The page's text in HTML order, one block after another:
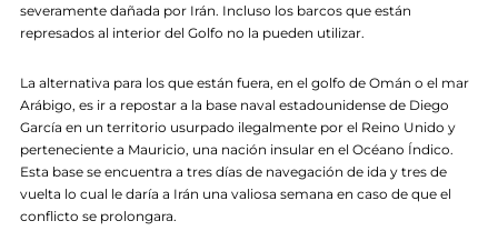
severamente dañada por Irán. Incluso los barcos que están
represados al interior del Golfo no la pueden utilizar.
La alternativa para los que están fuera, en el golfo de Omán o el mar
Arábigo, es ir a repostar a la base naval estadounidense de Diego
García en un territorio usurpado ilegalmente por el Reino Unido y
perteneciente a Mauricio, una nación insular en el Océano Índico.
Esta base se encuentra a tres días de navegación de ida y tres de
vuelta lo cual le daría a Irán una valiosa semana en caso de que el
conflicto se prolongara.